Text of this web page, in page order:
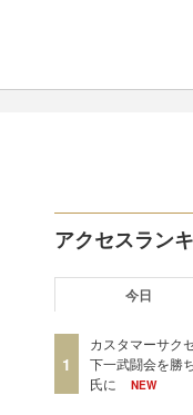
アクセスラン
今日
1
カスタマーサク
下一武闘会を勝
氏に
NEW